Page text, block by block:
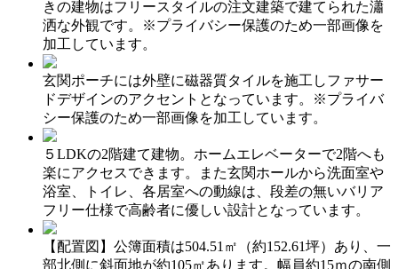
きの建物はフリースタイルの注文建築で建てられた瀟
洒な外観です。※プライバシー保護のため一部画像を
加工しています。
玄関ポーチには外壁に磁器質タイルを施工しファサー
ドデザインのアクセントとなっています。※プライバ
シー保護のため一部画像を加工しています。
５LDKの2階建て建物。ホームエレベーターで2階へも
楽にアクセスできます。また玄関ホールから洗面室や
浴室、トイレ、各居室への動線は、段差の無いバリア
フリー仕様で高齢者に優しい設計となっています。
【配置図】公簿面積は504.51㎡（約152.61坪）あり、一
部北側に斜面地が約105㎡あります。幅員約15ｍの南側